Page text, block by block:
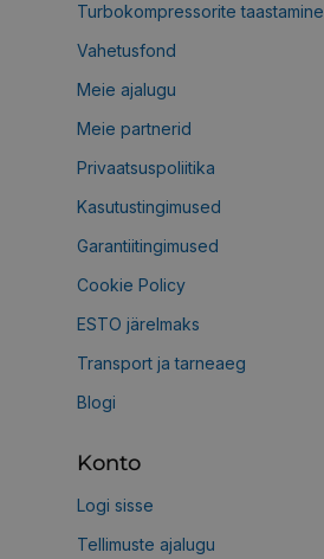
Turbokompressorite taastamine
Vahetusfond
Meie ajalugu
Meie partnerid
Privaatsuspoliitika
Kasutustingimused
Garantiitingimused
Cookie Policy
ESTO järelmaks
Transport ja tarneaeg
Blogi
Konto
Logi sisse
Tellimuste ajalugu